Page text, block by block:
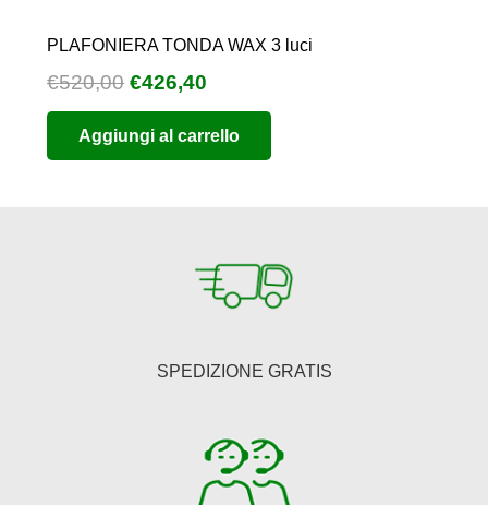
PLAFONIERA TONDA WAX 3 luci
€520,00 Il
prezzo
originale
era:
€426,40
prezzo
attuale
è:
Aggiungi al carrello
SPEDIZIONE GRATIS